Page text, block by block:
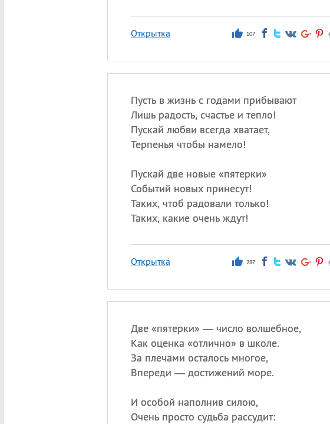
Открытка 107
Пусть в жизнь с годами прибывают
Лишь радость, счастье и тепло!
Пускай любви всегда хватает,
Терпенья чтобы намело!
Пускай две новые «пятерки»
Событий новых принесут!
Таких, чтоб радовали только!
Таких, какие очень ждут!
Открытка 287
Две «пятерки» — число волшебное,
Как оценка «отлично» в школе.
За плечами осталось многое,
Впереди — достижений море.
И особой наполнив силою,
Очень просто судьба рассудит: